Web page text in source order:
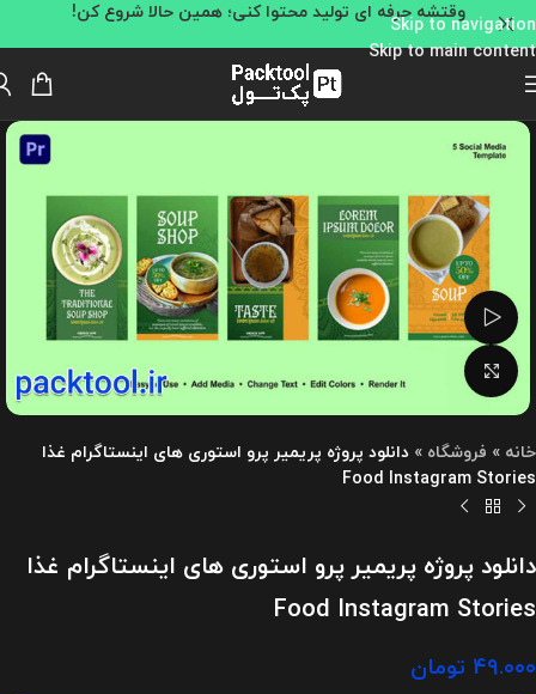
Skip to navigation
Skip to main content
وقتشه حرفه ای تولید محتوا کنی؛ همین حالا شروع کن!
تماشای ویدئو
بزرگنمایی تصویر
خانه » فروشگاه » دانلود پروژه پریمیر پرو استوری های اینستاگرام غذا
Food Instagram Stories
دانلود پروژه پریمیر پرو استوری های اینستاگرام غذا
Food Instagram Stories
۴۹.۰۰۰ تومان